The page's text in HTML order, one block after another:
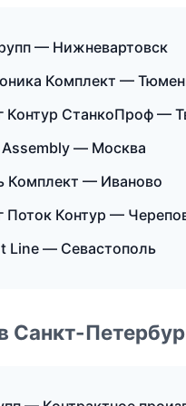
— Нижневартовск
Комплект —
Контур СтанкоПроф —
— Москва
Комплект — Иваново
Поток Контур —
Line — Севастополь
Санкт-